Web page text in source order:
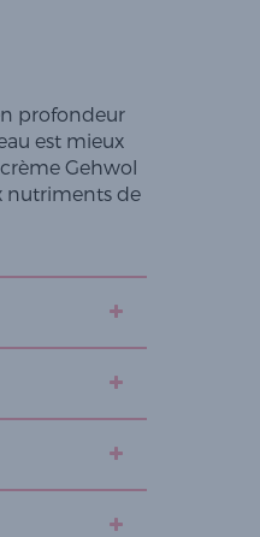
profondeur
est mieux
Gehwol
nutriments de